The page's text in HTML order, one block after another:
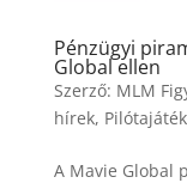
Pénzügyi
Global ellen
Szerző: MLM
hírek, Pilótajáték
A Mavie Global